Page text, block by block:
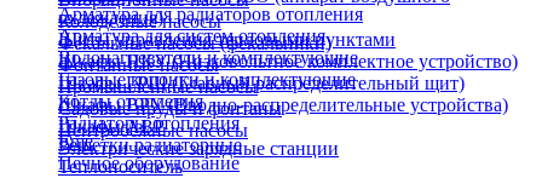
Колодезные насосы
Фекальные насосы (фекальники)
Фонтанные насосы
Промышленные насосы
Садовые пруды и фонтаны
Центробежные насосы
охлаждения)
Щиты управления тепловыми пунктами
Шкафы НКУ (Низковольтное комплектное устройство)
Шкафы ГРЩ (Главный распределительный щит)
Шкафы ВРУ (Вводно-распределительные устройства)
Шкафы АВР
Электрические зарядные станции
Арматура для радиаторов отопления
Арматура для систем отопления
Водонагреватели и комплектующие
Газовые колонки и комплектующие
Котлы отопления
Радиаторы отопления
Решетки радиаторные
Теплоноситель
Еще
Печное оборудование